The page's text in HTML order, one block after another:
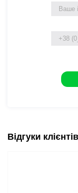
Відгуки